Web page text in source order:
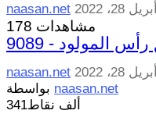
naasan.net أبريل 28، 2022
178 مشاهدات
رأس المولود
naasan.net
أبريل 28، 2022
naasan.net
341ألف نقاط